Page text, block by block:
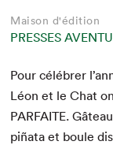
Maison d'édition
PRESSES
Pour célébr­er
Léon et le Chat
PAR­FAITE.
piña­ta et boule